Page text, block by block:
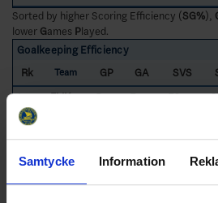
Samtycke Information
Sorted by higher Scoring Efficiency (SG%),
lower Games Played.
Goalkeeping Efficiency
Rk
Team GP GA SVS
1
FLIKg 5 7 73
2
3
IFKTv 5 14 77
4
HUDv 19
5
SSK 4 18 97